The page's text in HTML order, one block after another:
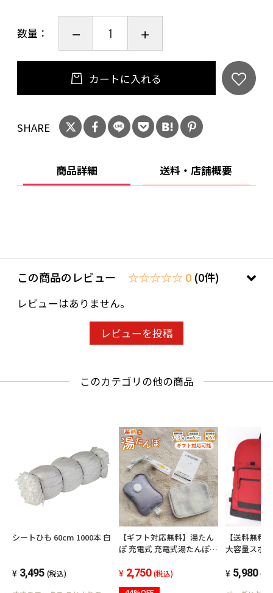
数量：
カートに入れる
SHARE
商品詳細 送料・店舗概要
この商品のレビュー ☆☆☆☆☆ 0 (0件)
レビューはありません。
レビューを投稿
このカテゴリの他の商品
シートひも 60cm 1000本 白
3,495 (税込)
【ギフト対応無料】湯たん
ぽ 充電式 充電式湯たんぽ
ぽ 蓄熱式湯たんぽ 電気湯た
2,750 (税込)
【送料無料
大容量スポ
5,980 (税